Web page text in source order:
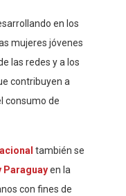
en los
mujeres jóvenes
las redes y a los
contribuyen a
consumo de
también se
Paraguayen la
con fines de